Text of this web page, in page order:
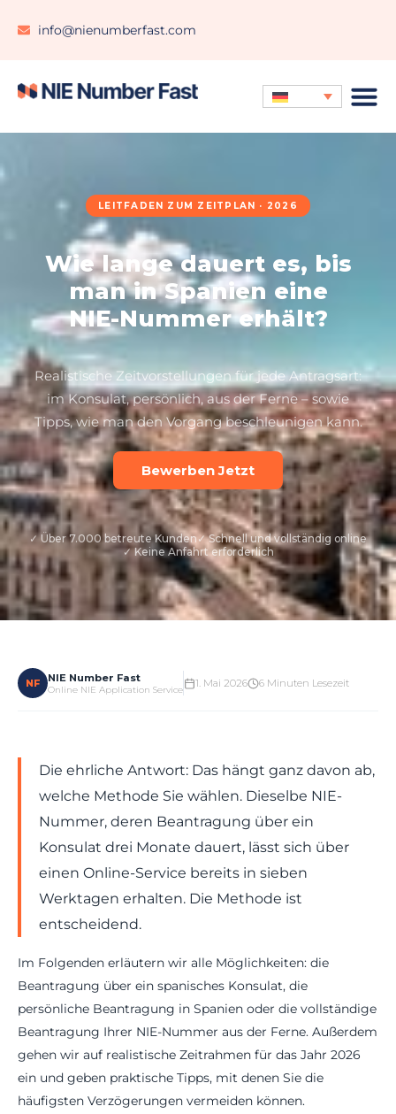
info@nienumberfast.com
LEITFADEN ZUM ZEITPLAN · 2026
Wie lange dauert es, bis
man in Spanien eine
NIE-Nummer erhält?
Realistische Zeitvorstellungen für jede Antragsart:
im Konsulat, persönlich, aus der Ferne – sowie
Tipps, wie man den Vorgang beschleunigen kann.
Bewerben Jetzt
✓ Über 7.000 betreute Kunden ✓ Schnell und vollständig online
✓ Keine Anfahrt erforderlich
NF NIE Number Fast
Online NIE Application Service 1. Mai 2026 6 Minuten Lesezeit
Die ehrliche Antwort: Das hängt ganz davon ab,
welche Methode Sie wählen. Dieselbe NIE-
Nummer, deren Beantragung über ein
Konsulat drei Monate dauert, lässt sich über
einen Online-Service bereits in sieben
Werktagen erhalten. Die Methode ist
entscheidend.
Im Folgenden erläutern wir alle Möglichkeiten: die
Beantragung über ein spanisches Konsulat, die
persönliche Beantragung in Spanien oder die vollständige
Beantragung Ihrer NIE-Nummer aus der Ferne. Außerdem
gehen wir auf realistische Zeitrahmen für das Jahr 2026
ein und geben praktische Tipps, mit denen Sie die
häufigsten Verzögerungen vermeiden können.